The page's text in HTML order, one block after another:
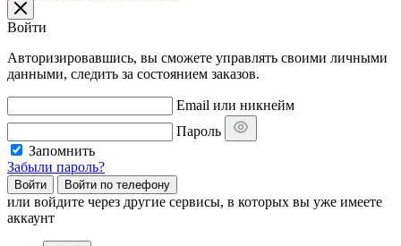
Войти
Авторизировавшись, вы сможете управлять своими личными
данными, следить за состоянием заказов.
Email или никнейм
Пароль
Запомнить
Забыли пароль?
Войти Войти по телефону
или войдите через другие сервисы, в которых вы уже имеете
аккаунт